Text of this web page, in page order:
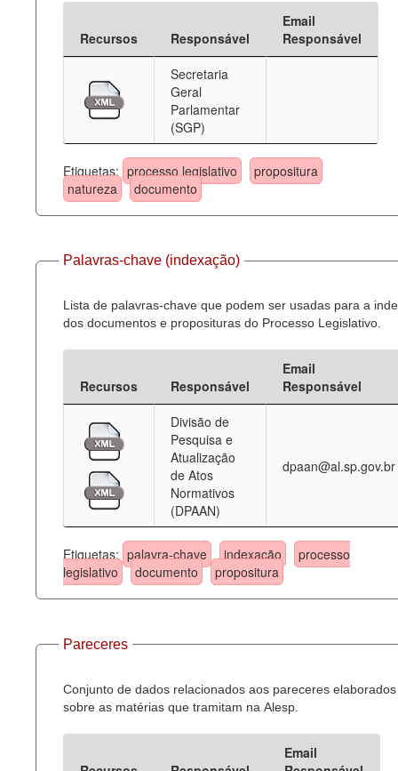
Recursos Responsável
Email
Responsável
Secretaria
Geral
Parlamentar
(SGP)
Etiquetas: processo legislativo
propositura
natureza
documento
Palavras-chave (indexação)
Lista de palavras-chave que podem ser usadas para a
dos documentos e proposituras do Processo Legislativo.
Recursos Responsável
Email
Responsável
Divisão de
Pesquisa e
Atualização
de Atos
Normativos
(DPAAN)
dpaan@al.sp.gov.br
Etiquetas: palavra-chave indexação
processo
legislativo
documento propositura
Pareceres
Conjunto de dados relacionados aos pareceres elaborados
sobre as matérias que tramitam na Alesp.
Email